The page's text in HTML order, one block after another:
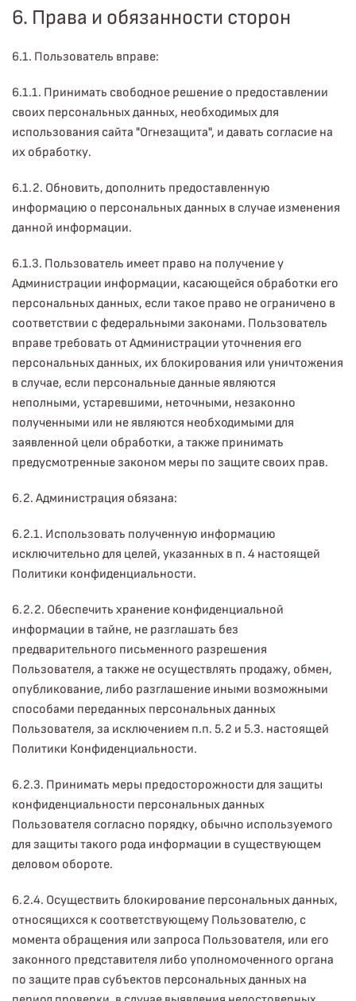
6. Права и обязанности сторон
6.1. Пользователь вправе:
6.1.1. Принимать свободное решение о предоставлении
своих персональных данных, необходимых для
использования сайта "Огнезащита", и давать согласие на
их обработку.
6.1.2. Обновить, дополнить предоставленную
информацию о персональных данных в случае изменения
данной информации.
6.1.3. Пользователь имеет право на получение у
Администрации информации, касающейся обработки его
персональных данных, если такое право не ограничено в
соответствии с федеральными законами. Пользователь
вправе требовать от Администрации уточнения его
персональных данных, их блокирования или уничтожения
в случае, если персональные данные являются
неполными, устаревшими, неточными, незаконно
полученными или не являются необходимыми для
заявленной цели обработки, а также принимать
предусмотренные законом меры по защите своих прав.
6.2. Администрация обязана:
6.2.1. Использовать полученную информацию
исключительно для целей, указанных в п. 4 настоящей
Политики конфиденциальности.
6.2.2. Обеспечить хранение конфиденциальной
информации в тайне, не разглашать без
предварительного письменного разрешения
Пользователя, а также не осуществлять продажу, обмен,
опубликование, либо разглашение иными возможными
способами переданных персональных данных
Пользователя, за исключением п.п. 5.2 и 5.3. настоящей
Политики Конфиденциальности.
6.2.3. Принимать меры предосторожности для защиты
конфиденциальности персональных данных
Пользователя согласно порядку, обычно используемого
для защиты такого рода информации в существующем
деловом обороте.
6.2.4. Осуществить блокирование персональных данных,
относящихся к соответствующему Пользователю, с
момента обращения или запроса Пользователя, или его
законного представителя либо уполномоченного органа
по защите прав субъектов персональных данных на